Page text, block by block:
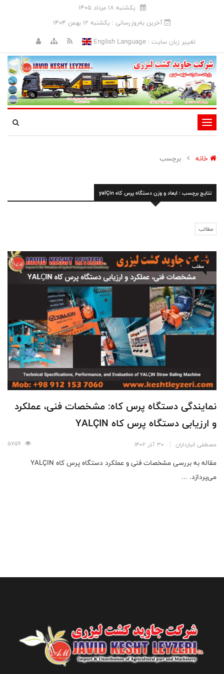
يکشنبه 18 مرداد 1405
آخرین به‌روزرسانی : يکشنبه 12 بهمن 1404
تغییر زبان سایت :English Language
تغییر
وضعیت
ناوبری
خانه برچسب
نتایج برچسب : ابعاد و وزن دستگاه پرس کاه yalÇin
مطالب
مطلب
نمایندگی دستگاه پرس کاه: مشخصات فنی، عملکرد
و ارزیابی دستگاه پرس کاه YALÇIN
مصطفی انبارداران 30 آذر 1402
مقاله به بررسی مشخصات فنی و عملکرد دستگاه پرس کاه YALÇIN
می‌پردازد. ...